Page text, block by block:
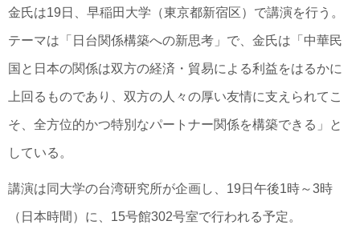
金氏は19日、早稲田大学（東京都新宿区）で講演を行う。
テーマは「日台関係構築への新思考」で、金氏は「中華民
国と日本の関係は双方の経済・貿易による利益をはるかに
上回るものであり、双方の人々の厚い友情に支えられてこ
そ、全方位的かつ特別なパートナー関係を構築できる」と
している。
講演は同大学の台湾研究所が企画し、19日午後1時～3時
（日本時間）に、15号館302号室で行われる予定。